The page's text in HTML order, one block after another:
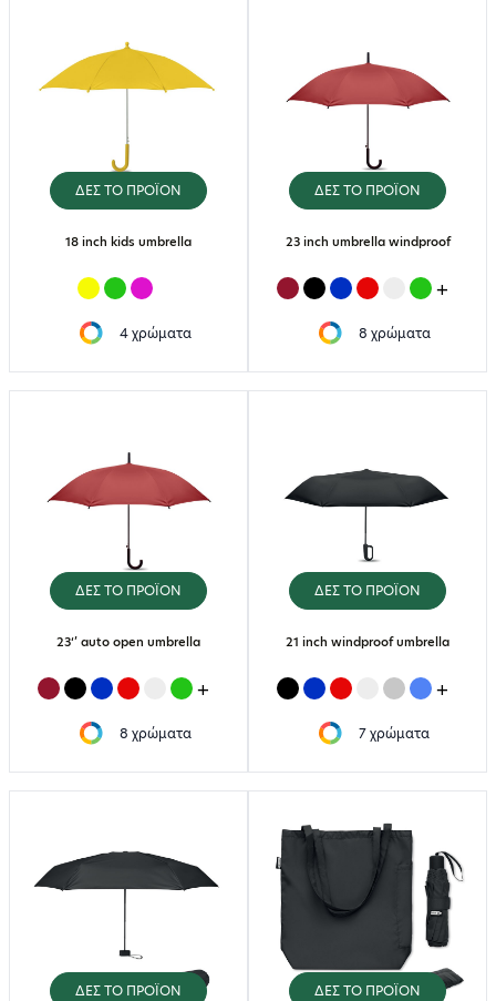
ΔΕΣ ΤΟ ΠΡΟΪΟΝ
18 inch kids umbrella
4 χρώματα
ΔΕΣ ΤΟ ΠΡΟΪΟΝ
23 inch umbrella windproof
+
8 χρώματα
ΔΕΣ ΤΟ ΠΡΟΪΟΝ
23‘’ auto open umbrella
+
8 χρώματα
ΔΕΣ ΤΟ ΠΡΟΪΟΝ
21 inch windproof umbrella
+
7 χρώματα
ΔΕΣ ΤΟ ΠΡΟΪΟΝ ΔΕΣ ΤΟ ΠΡΟΪΟΝ